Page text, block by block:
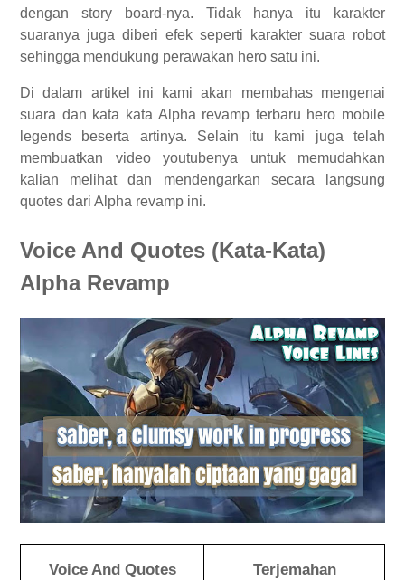
dengan story board-nya. Tidak hanya itu karakter
suaranya juga diberi efek seperti karakter suara robot
sehingga mendukung perawakan hero satu ini.
Di dalam artikel ini kami akan membahas mengenai
suara dan kata kata Alpha revamp terbaru hero mobile
legends beserta artinya. Selain itu kami juga telah
membuatkan video youtubenya untuk memudahkan
kalian melihat dan mendengarkan secara langsung
quotes dari Alpha revamp ini.
Voice And Quotes (Kata-Kata)
Alpha Revamp
Voice And Quotes
Terjemahan